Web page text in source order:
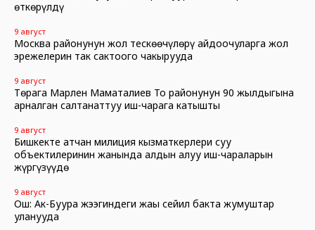
өткөрүлдү
9 август
Москва районунун жол тескөөчүлөрү айдоочуларга жол
эрежелерин так сактоого чакырууда
9 август
Төрага Марлен Маматалиев Тоң районунун 90 жылдыгына
арналган салтанаттуу иш-чарага катышты
9 август
Бишкекте атчан милиция кызматкерлери суу
объектилеринин жанында алдын алуу иш-чараларын
жүргүзүүдө
9 август
Ош: Ак-Буура жээгиндеги жаңы сейил бакта жумуштар
уланууда